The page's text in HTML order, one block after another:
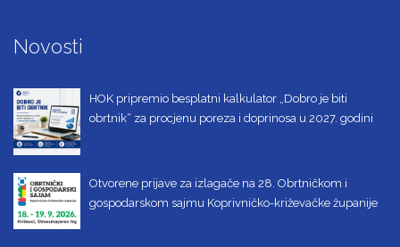
Novosti
HOK pripremio besplatni kalkulator „Dobro je biti
obrtnik“ za procjenu poreza i doprinosa u 2027. godini
Otvorene prijave za izlagače na 28. Obrtničkom i
gospodarskom sajmu Koprivničko-križevačke županije